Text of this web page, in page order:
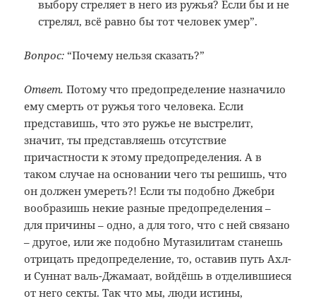
выбору стреляет в него из ружья? Если бы и не
стрелял, всё равно бы тот человек умер”.
Вопрос: “Почему нельзя сказать?”
Ответ. Потому что предопределение назначило
ему смерть от ружья того человека. Если
представишь, что это ружье не выстрелит,
значит, ты представляешь отсутствие
причастности к этому предопределения. А в
таком случае на основании чего ты решишь, что
он должен умереть?! Если ты подобно Джебри
вообразишь некие разные предопределения –
для причины – одно, а для того, что с ней связано
– другое, или же подобно Мутазилитам станешь
отрицать предопределение, то, оставив путь Ахл-
и Суннат валь-Джамаат, войдёшь в отделившиеся
от него секты. Так что мы, люди истины,